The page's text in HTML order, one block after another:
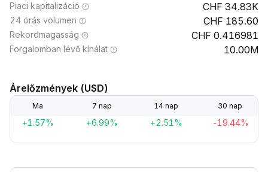
Piaci kapitalizáció 34.83K
24 órás volumen 185.60
Rekordmagasság 0.416981
Forgalomban lévő kínálat 10.00M
Árelőzmények (USD)
Ma 7 nap 14 nap 30 nap
+1.57% +6.99% +2.51% -19.44%